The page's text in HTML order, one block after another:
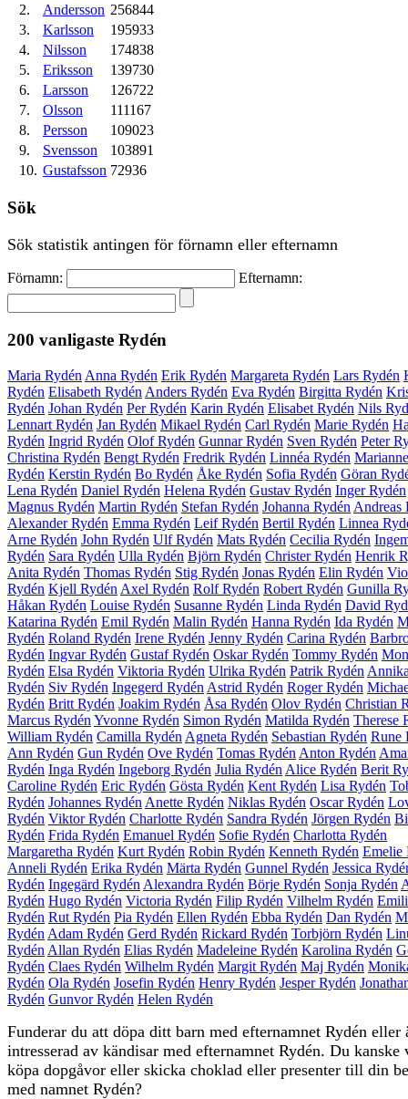
2.
Andersson 256844
3.
Karlsson
195933
4.
Nilsson
174838
5.
Eriksson
139730
6.
Larsson
126722
7.
Olsson
111167
8.
Persson
109023
9.
Svensson
103891
10. Gustafsson 72936
Sök
Sök statistik antingen för förnamn eller efternamn
Förnamn: Efternamn:
200 vanligaste Rydén
Maria Rydén Anna Rydén Erik Rydén Margareta Rydén Lars Rydén
Rydén Elisabeth Rydén Anders Rydén Eva Rydén Birgitta Rydén
Rydén Johan Rydén Per Rydén Karin Rydén Elisabet Rydén Nils
Lennart Rydén Jan Rydén Mikael Rydén Carl Rydén Marie Rydén
Rydén Ingrid Rydén Olof Rydén Gunnar Rydén Sven Rydén Peter
Christina Rydén Bengt Rydén Fredrik Rydén Linnéa Rydén Marianne
Rydén Kerstin Rydén Bo Rydén Åke Rydén Sofia Rydén Göran
Lena Rydén Daniel Rydén Helena Rydén Gustav Rydén Inger Rydén
Magnus Rydén Martin Rydén Stefan Rydén Johanna Rydén Andreas
Alexander Rydén Emma Rydén Leif Rydén Bertil Rydén Linnea
Arne Rydén John Rydén Ulf Rydén Mats Rydén Cecilia Rydén
Rydén Sara Rydén Ulla Rydén Björn Rydén Christer Rydén Henrik
Anita Rydén Thomas Rydén Stig Rydén Jonas Rydén Elin Rydén
Rydén Kjell Rydén Axel Rydén Rolf Rydén Robert Rydén Gunilla
Håkan Rydén Louise Rydén Susanne Rydén Linda Rydén David
Katarina Rydén Emil Rydén Malin Rydén Hanna Rydén Ida Rydén
Rydén Roland Rydén Irene Rydén Jenny Rydén Carina Rydén
Rydén Ingvar Rydén Gustaf Rydén Oskar Rydén Tommy Rydén
Rydén Elsa Rydén Viktoria Rydén Ulrika Rydén Patrik Rydén
Rydén Siv Rydén Ingegerd Rydén Astrid Rydén Roger Rydén
Rydén Britt Rydén Joakim Rydén Åsa Rydén Olov Rydén Christian
Marcus Rydén Yvonne Rydén Simon Rydén Matilda Rydén Therese
William Rydén Camilla Rydén Agneta Rydén Sebastian Rydén Rune
Ann Rydén Gun Rydén Ove Rydén Tomas Rydén Anton Rydén
Rydén Inga Rydén Ingeborg Rydén Julia Rydén Alice Rydén Berit
Caroline Rydén Eric Rydén Gösta Rydén Kent Rydén Lisa Rydén
Rydén Johannes Rydén Anette Rydén Niklas Rydén Oscar Rydén
Rydén Viktor Rydén Charlotte Rydén Sandra Rydén Jörgen Rydén
Rydén Frida Rydén Emanuel Rydén Sofie Rydén Charlotta Rydén
Margaretha Rydén Kurt Rydén Robin Rydén Kenneth Rydén Emelie
Anneli Rydén Erika Rydén Märta Rydén Gunnel Rydén Jessica
Rydén Ingegärd Rydén Alexandra Rydén Börje Rydén Sonja Rydén
Rydén Hugo Rydén Victoria Rydén Filip Rydén Vilhelm Rydén
Rydén Rut Rydén Pia Rydén Ellen Rydén Ebba Rydén Dan Rydén
Rydén Adam Rydén Gerd Rydén Rickard Rydén Torbjörn Rydén
Rydén Allan Rydén Elias Rydén Madeleine Rydén Karolina Rydén
Rydén Claes Rydén Wilhelm Rydén Margit Rydén Maj Rydén
Rydén Ola Rydén Josefin Rydén Henry Rydén Jesper Rydén
Rydén Gunvor Rydén Helen Rydén
Funderar du att döpa ditt barn med efternamnet Rydén eller
intresserad av kändisar med efternamnet Rydén. Du kanske
köpa dopgåvor eller skicka choklad eller presenter till din
med namnet Rydén?